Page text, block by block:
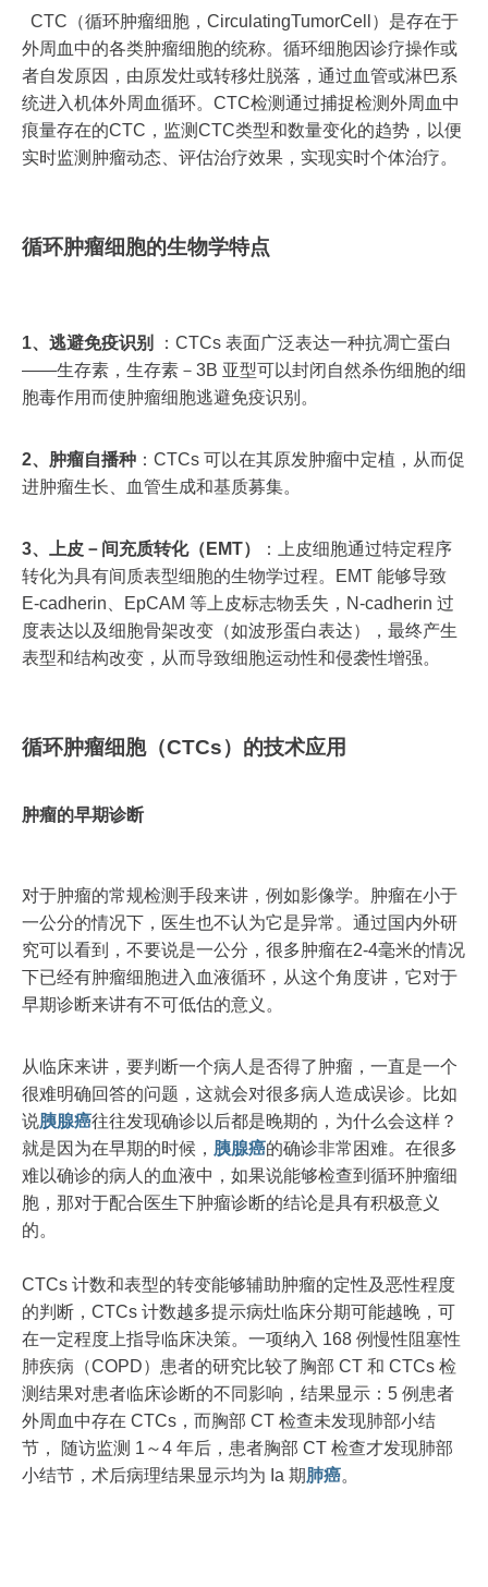
CTC（循环肿瘤细胞，CirculatingTumorCell）是存在于
外周血中的各类肿瘤细胞的统称。循环细胞因诊疗操作或
者自发原因，由原发灶或转移灶脱落，通过血管或淋巴系
统进入机体外周血循环。CTC检测通过捕捉检测外周血中
痕量存在的CTC，监测CTC类型和数量变化的趋势，以便
实时监测肿瘤动态、评估治疗效果，实现实时个体治疗。
循环肿瘤细胞的生物学特点
1、 逃避免疫识别
：CTCs 表面广泛表达一种抗凋亡蛋白
——生存素，生存素－3B 亚型可以封闭自然杀伤细胞的细
胞毒作用而使肿瘤细胞逃避免疫识别。
2、 肿瘤自播种 ：CTCs 可以在其原发肿瘤中定植，从而促
进肿瘤生长、血管生成和基质募集。
3、 上皮－间充质转化（EMT）
：上皮细胞通过特定程序
转化为具有间质表型细胞的生物学过程。EMT 能够导致
E-cadherin、EpCAM 等上皮标志物丢失，N-cadherin 过
度表达以及细胞骨架改变（如波形蛋白表达），最终产生
表型和结构改变，从而导致细胞运动性和侵袭性增强。
循环肿瘤细胞（CTCs）的技术应用
肿瘤的早期诊断
对于肿瘤的常规检测手段来讲，例如影像学。肿瘤在小于
一公分的情况下，医生也不认为它是异常。通过国内外研
究可以看到，不要说是一公分，很多肿瘤在2-4毫米的情况
下已经有肿瘤细胞进入血液循环，从这个角度讲，它对于
早期诊断来讲有不可低估的意义。
从临床来讲，要判断一个病人是否得了肿瘤，一直是一个
很难明确回答的问题，这就会对很多病人造成误诊。比如
说胰腺癌往往发现确诊以后都是晚期的，为什么会这样？
就是因为在早期的时候， 胰腺癌的确诊非常困难。在很多
难以确诊的病人的血液中，如果说能够检查到循环肿瘤细
胞，那对于配合医生下肿瘤诊断的结论是具有积极意义
的。
CTCs 计数和表型的转变能够辅助肿瘤的定性及恶性程度
的判断，CTCs 计数越多提示病灶临床分期可能越晚，可
在一定程度上指导临床决策。一项纳入 168 例慢性阻塞性
肺疾病（COPD）患者的研究比较了胸部 CT 和 CTCs 检
测结果对患者临床诊断的不同影响，结果显示：5 例患者
外周血中存在 CTCs，而胸部 CT 检查未发现肺部小结
节， 随访监测 1～4 年后，患者胸部 CT 检查才发现肺部
小结节，术后病理结果显示均为 Ia 期肺癌。